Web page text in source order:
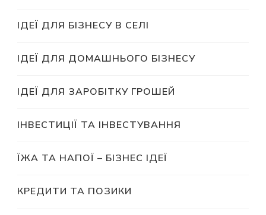
ІДЕЇ ДЛЯ БІЗНЕСУ В СЕЛІ
ІДЕЇ ДЛЯ ДОМАШНЬОГО БІЗНЕСУ
ІДЕЇ ДЛЯ ЗАРОБІТКУ ГРОШЕЙ
ІНВЕСТИЦІЇ ТА ІНВЕСТУВАННЯ
ЇЖА ТА НАПОЇ – БІЗНЕС ІДЕЇ
КРЕДИТИ ТА ПОЗИКИ